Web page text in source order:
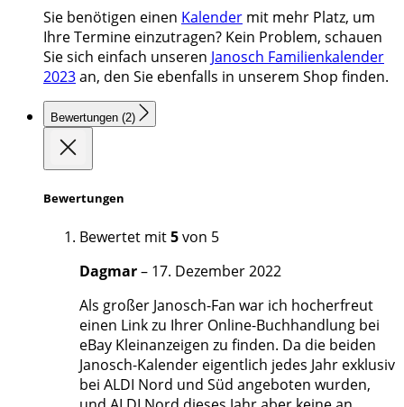
Sie benötigen einen Kalender mit mehr Platz, um
Ihre Termine einzutragen? Kein Problem, schauen
Sie sich einfach unseren Janosch Familienkalender
2023an, den Sie ebenfalls in unserem Shop finden.
Bewertungen (2)
Bewertungen
Bewertet mit5von 5
Dagmar– 17. Dezember 2022
Als großer Janosch-Fan war ich hocherfreut
einen Link zu Ihrer Online-Buchhandlung bei
eBay Kleinanzeigen zu finden. Da die beiden
Janosch-Kalender eigentlich jedes Jahr exklusiv
bei ALDI Nord und Süd angeboten wurden,